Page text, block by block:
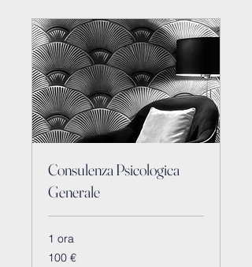
Consulenza Psicologica
Generale
1 ora
100
euro
100 €